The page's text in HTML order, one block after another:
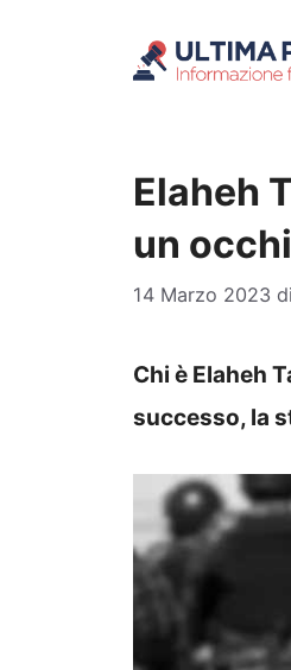
Elaheh
un
14 Marzo 2023 di
Chi è Elaheh
successo, la